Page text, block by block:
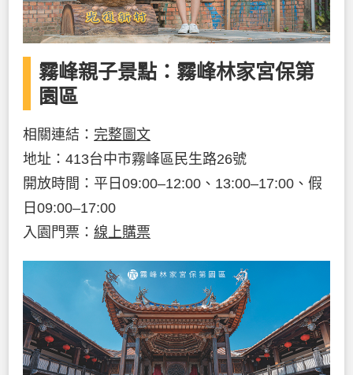
霧峰親子景點：霧峰林家宮保第
園區
相關連結： 完整圖文
地址：413台中市霧峰區民生路26號
開放時間：平日09:00–12:00、13:00–17:00、假
日09:00–17:00
入園門票： 線上購票